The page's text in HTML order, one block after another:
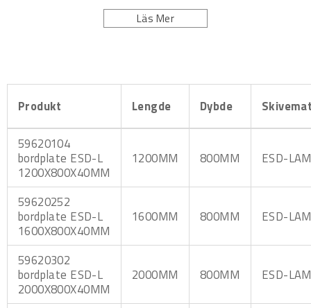
800 mm art.nr. 8995 og 15416, 15341.
Läs Mer
Produkt Lengde Dybde
59620104
bordplate ESD-L
1200X800X40MM
1200MM 800MM ESD-
59620252
bordplate ESD-L
1600X800X40MM
1600MM 800MM ESD-
59620302
bordplate ESD-L
2000X800X40MM
2000MM 800MM ESD-